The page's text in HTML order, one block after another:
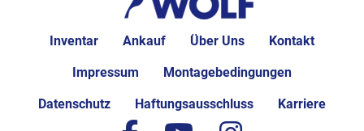
Inventar Ankauf Über Uns Kontakt
Impressum Montagebedingungen
Datenschutz Haftungsausschluss Karriere